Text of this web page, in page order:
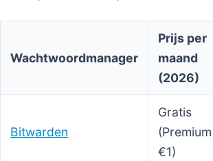
Wachtwoordmanager
Prijs per
maand
(2026)
Bitwarden
Gratis
(Premium
€1)